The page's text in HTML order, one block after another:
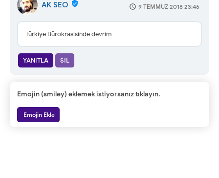
AK SEO 9 TEMMUZ 2018 23:46
Türkiye Bürokrasisinde devrim
YANITLA SIL
Emojin (smiley) eklemek istiyorsanız tıklayın.
Emojin Ekle